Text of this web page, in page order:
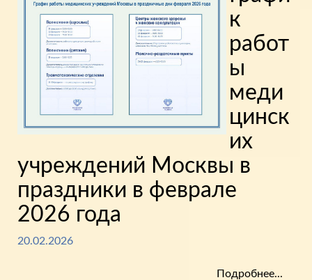
к
работ
ы
меди
цинск
их
учреждений Москвы в
праздники в феврале
2026 года
20.02.2026
Подробнее...